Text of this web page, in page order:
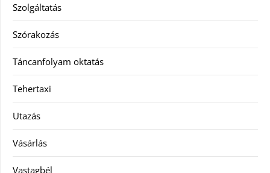
Szolgáltatás
Szórakozás
Táncanfolyam oktatás
Tehertaxi
Utazás
Vásárlás
Vastagbél